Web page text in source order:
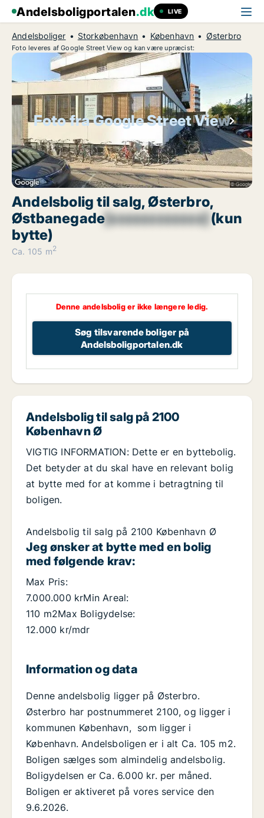
Andelsboligportalen.dk LIVE
Andelsboliger Storkøbenhavn København Østerbro
Foto leveres af Google Street View og kan være upræcist:
Foto fra Google Street View
Andelsbolig til salg, Østerbro,
Østbanegade[xxxxxxxxxxxx] (kun
bytte)
Ca. 105 m2
Denne andelsbolig er ikke længere ledig.
Søg tilsvarende boliger på
Andelsboligportalen.dk
Andelsbolig til salg på 2100
København Ø
VIGTIG INFORMATION: Dette er en byttebolig.
Det betyder at du skal have en relevant bolig
at bytte med for at komme i betragtning til
boligen.
Andelsbolig til salg på 2100 København Ø
Jeg ønsker at bytte med en bolig
med følgende krav:
Max Pris:
7.000.000 krMin Areal:
110 m2Max Boligydelse:
12.000 kr/mdr
Information og data
Denne andelsbolig ligger på Østerbro.
Østerbro har postnummeret 2100, og ligger i
kommunen København, som ligger i
København. Andelsboligen er i alt Ca. 105 m2.
Boligen sælges som almindelig andelsbolig.
Boligydelsen er Ca. 6.000 kr. per måned.
Boligen er aktiveret på vores service den
9.6.2026.